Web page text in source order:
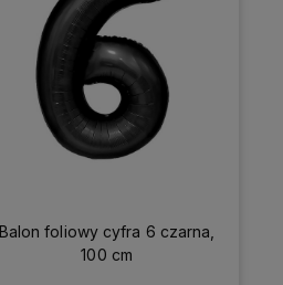
Balon foliowy cyfra 6 czarna,
100 cm